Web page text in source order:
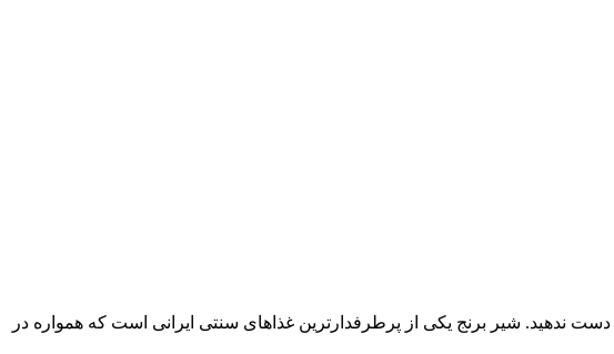
یک دستور ساده برای طرز تهیه شیر برنج مجلسی به روش خانگی هستید حتما ادامه این مطلب از زیبا 360 را از دست ندهید. شیر برنج یکی از پرطرفدارترین غذاهای سنتی ایرانی است که همواره در